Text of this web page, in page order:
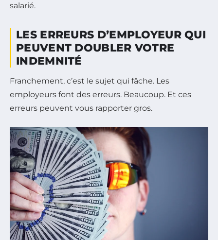
salarié.
LES ERREURS D’EMPLOYEUR QUI
PEUVENT DOUBLER VOTRE
INDEMNITÉ
Franchement, c’est le sujet qui fâche. Les
employeurs font des erreurs. Beaucoup. Et ces
erreurs peuvent vous rapporter gros.